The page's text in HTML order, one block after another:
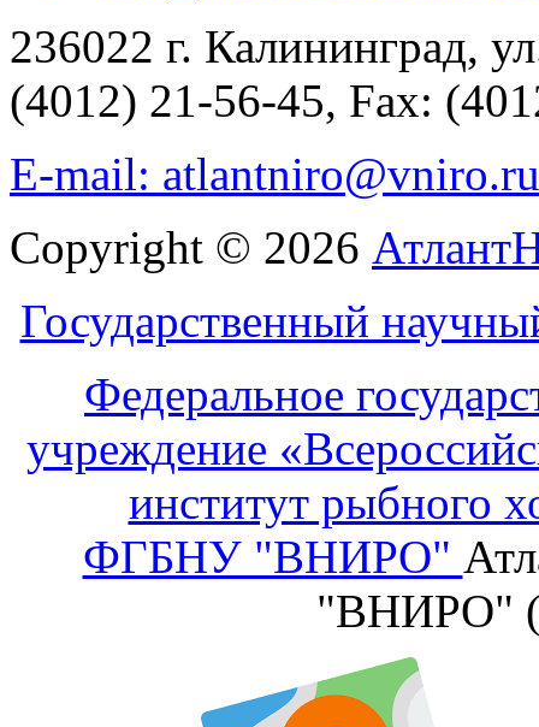
236022 г. Калининград,
(4012) 21-56-45, Fax:
E-mail: atlantniro@vniro.ru
Copyright © 2026
Государственный
Федеральное
учреждение
институт рыбного
ФГБНУ "ВНИРО"
"ВНИРО"